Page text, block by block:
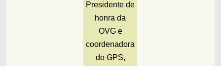
Presidente de
honra da
OVG e
coordenadora
do GPS,